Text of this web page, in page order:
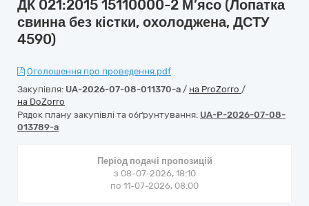
ДК 021:2015 15110000-2 М’ясо (Лопатка
свинна без кістки, охолоджена, ДСТУ
4590)
Оголошення про проведення.pdf
Закупівля: UA-2026-07-08-011370-a / на ProZorro /
на DoZorro
Рядок плану закупівлі та обґрунтування: UA-P-2026-07-08-
013789-a
Період подачі пропозицій
з 08-07-2026, 18:10
по 11-07-2026, 08:00